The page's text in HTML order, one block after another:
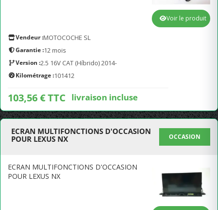
Vendeur :MOTOCOCHE SL
Garantie :12 mois
Version :2.5 16V CAT (Híbrido) 2014-
Kilométrage :101412
103,56 € TTC livraison incluse
Voir le produit
ECRAN MULTIFONCTIONS D'OCCASION
POUR LEXUS NX
OCCASION
ECRAN MULTIFONCTIONS D'OCCASION
POUR LEXUS NX